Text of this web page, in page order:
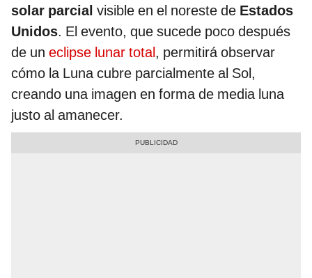
solar parcial visible en el noreste de Estados
Unidos. El evento, que sucede poco después
de un eclipse lunar total, permitirá observar
cómo la Luna cubre parcialmente al Sol,
creando una imagen en forma de media luna
justo al amanecer.